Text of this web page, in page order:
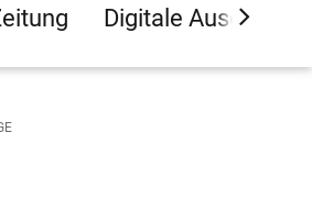
Digitale Ausgaben